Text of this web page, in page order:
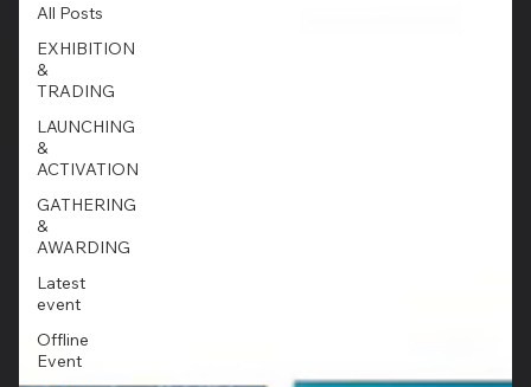
All Posts
EXHIBITION
&
TRADING
LAUNCHING
&
ACTIVATION
GATHERING
&
AWARDING
Latest
event
Offline
Event